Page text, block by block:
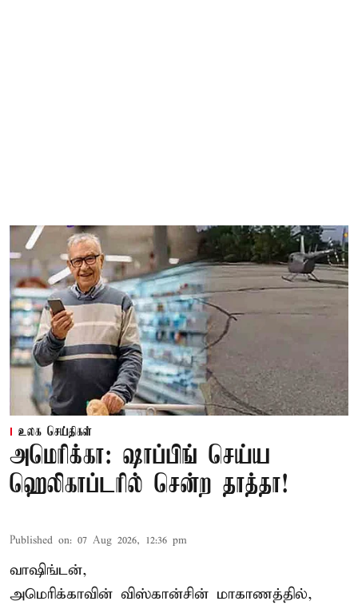
உலக செய்திகள்
அமெரிக்கா: ஷாப்பிங் செய்ய
ஹெலிகாப்டரில் சென்ற தாத்தா!
Published on: 07 Aug 2026, 12:36 pm
வாஷிங்டன்,
அமெரிக்காவின் விஸ்கான்சின் மாகாணத்தில்,